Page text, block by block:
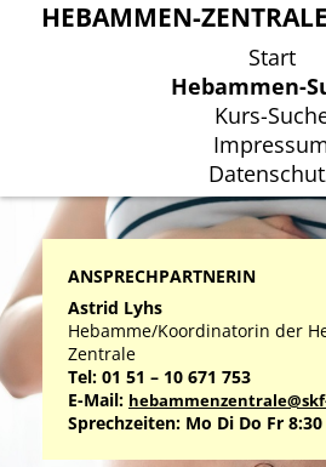
HEBAMMEN-
Start
Hebammen-
Kurs-
HEBAMMEN-
Start
Hebammen-
Kurs-
ANSPRECHPARTNERIN
Astrid Lyhs
Hebamme/Koordinatorin der
Zentrale
Tel: 01 51 – 10 671 753
E-Mail:
Sprechzeiten: Mo Di Do Fr